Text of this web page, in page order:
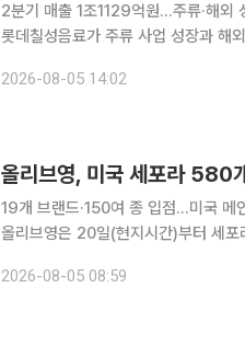
2분기 매출 1조1129억원…주류·해
롯데칠성음료가 주류 사업 성장과 해
혔다. 지난해 같은 기간보다 각각
2026-08-05 14:02
올리브영, 미국 세포라 580
19개 브랜드·150여 종 입점…미국 메
올리브영은 20일(현지시간)부터 세
세포라가 지난 1월 체결한 파트너십의
2026-08-05 08:59